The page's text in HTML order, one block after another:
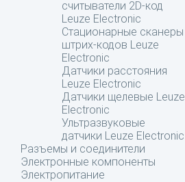
считыватели 2D-код
Leuze Electronic
Стационарные сканеры
штрих-кодов Leuze
Electronic
Датчики расстояния
Leuze Electronic
Датчики щелевые Leuze
Electronic
Ультразвуковые
датчики Leuze Electronic
Разъемы и соединители
Электронные компоненты
Электропитание